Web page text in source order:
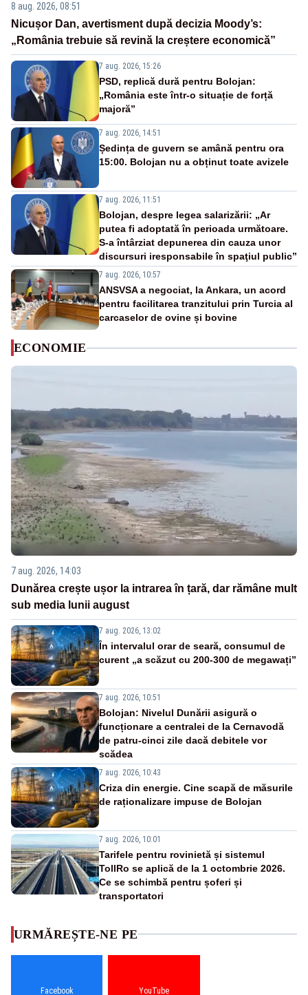
8 aug. 2026, 08:51
Nicușor Dan, avertisment după decizia Moody’s:
„România trebuie să revină la creștere economică”
7 aug. 2026, 15:26
PSD, replică dură pentru Bolojan:
„România este într-o situație de forță
majoră”
7 aug. 2026, 14:51
Ședința de guvern se amână pentru ora
15:00. Bolojan nu a obținut toate avizele
7 aug. 2026, 11:51
Bolojan, despre legea salarizării: „Ar
putea fi adoptată în perioada următoare.
S-a întârziat depunerea din cauza unor
discursuri iresponsabile în spaţiul public”
7 aug. 2026, 10:57
ANSVSA a negociat, la Ankara, un acord
pentru facilitarea tranzitului prin Turcia al
carcaselor de ovine și bovine
ECONOMIE
7 aug. 2026, 14:03
Dunărea crește ușor la intrarea în țară, dar rămâne mult
sub media lunii august
7 aug. 2026, 13:02
În intervalul orar de seară, consumul de
curent „a scăzut cu 200-300 de megawați”
7 aug. 2026, 10:51
Bolojan: Nivelul Dunării asigură o
funcționare a centralei de la Cernavodă
de patru-cinci zile dacă debitele vor
scădea
7 aug. 2026, 10:43
Criza din energie. Cine scapă de măsurile
de raționalizare impuse de Bolojan
7 aug. 2026, 10:01
Tarifele pentru rovinietă și sistemul
TollRo se aplică de la 1 octombrie 2026.
Ce se schimbă pentru șoferi și
transportatori
URMĂREȘTE-NE PE
Facebook YouTube